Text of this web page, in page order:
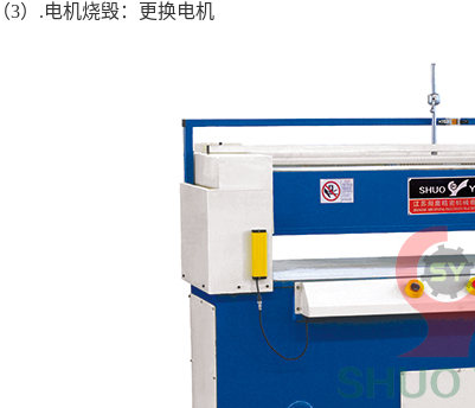
（3）.电机烧毁：更换电机